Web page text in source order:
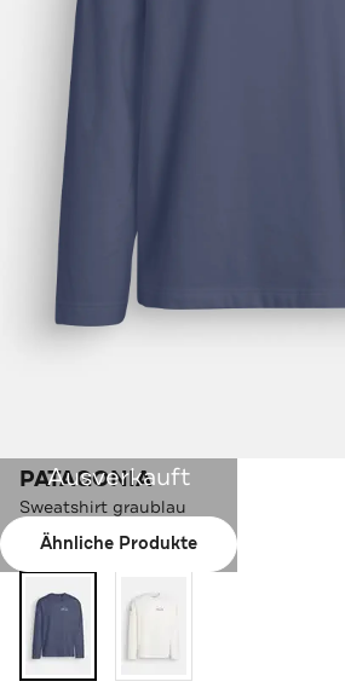
Ausverkauft
Ähnliche Produkte
PATAGONIA
Sweatshirt graublau
Farbe:graublau